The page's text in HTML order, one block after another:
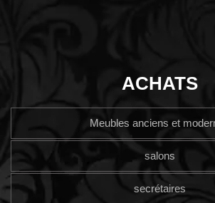
ACHATS
Meubles anciens et
salons
secrétaires